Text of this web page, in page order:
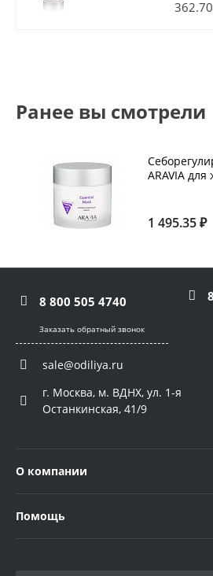
Ранее вы смотрели
ARAVIA
1 495.35 ₽
8 800 505 4740
Заказать обратный звонок
sale@odiliya.ru
г. Москва, м. ВДНХ, ул. 1-я
Останкинская, 41/9
О компании
Помощь